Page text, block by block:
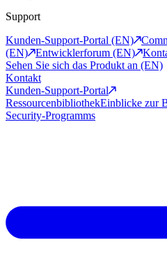
Support
Kunden-Support-Portal (EN)
(EN)
Entwicklerforum (EN)
Sehen Sie sich das Produkt an (EN)
Kontakt
Kunden-Support-Portal
RessourcenbibliothekEinblicke zur
Security-Programms